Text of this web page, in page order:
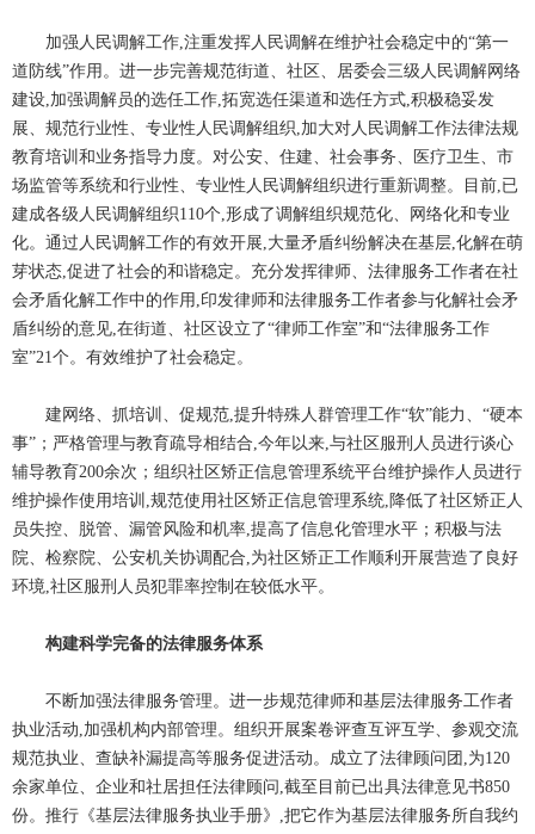
加强人民调解工作,注重发挥人民调解在维护社会稳定中的“第一
道防线”作用。进一步完善规范街道、社区、居委会三级人民调解网络
建设,加强调解员的选任工作,拓宽选任渠道和选任方式,积极稳妥发
展、规范行业性、专业性人民调解组织,加大对人民调解工作法律法规
教育培训和业务指导力度。对公安、住建、社会事务、医疗卫生、市
场监管等系统和行业性、专业性人民调解组织进行重新调整。目前,已
建成各级人民调解组织110个,形成了调解组织规范化、网络化和专业
化。通过人民调解工作的有效开展,大量矛盾纠纷解决在基层,化解在萌
芽状态,促进了社会的和谐稳定。充分发挥律师、法律服务工作者在社
会矛盾化解工作中的作用,印发律师和法律服务工作者参与化解社会矛
盾纠纷的意见,在街道、社区设立了“律师工作室”和“法律服务工作
室”21个。有效维护了社会稳定。
建网络、抓培训、促规范,提升特殊人群管理工作“软”能力、“硬本
事”；严格管理与教育疏导相结合,今年以来,与社区服刑人员进行谈心
辅导教育200余次；组织社区矫正信息管理系统平台维护操作人员进行
维护操作使用培训,规范使用社区矫正信息管理系统,降低了社区矫正人
员失控、脱管、漏管风险和机率,提高了信息化管理水平；积极与法
院、检察院、公安机关协调配合,为社区矫正工作顺利开展营造了良好
环境,社区服刑人员犯罪率控制在较低水平。
构建科学完备的法律服务体系
不断加强法律服务管理。进一步规范律师和基层法律服务工作者
执业活动,加强机构内部管理。组织开展案卷评查互评互学、参观交流
规范执业、查缺补漏提高等服务促进活动。成立了法律顾问团,为120
余家单位、企业和社居担任法律顾问,截至目前已出具法律意见书850
份。推行《基层法律服务执业手册》,把它作为基层法律服务所自我约